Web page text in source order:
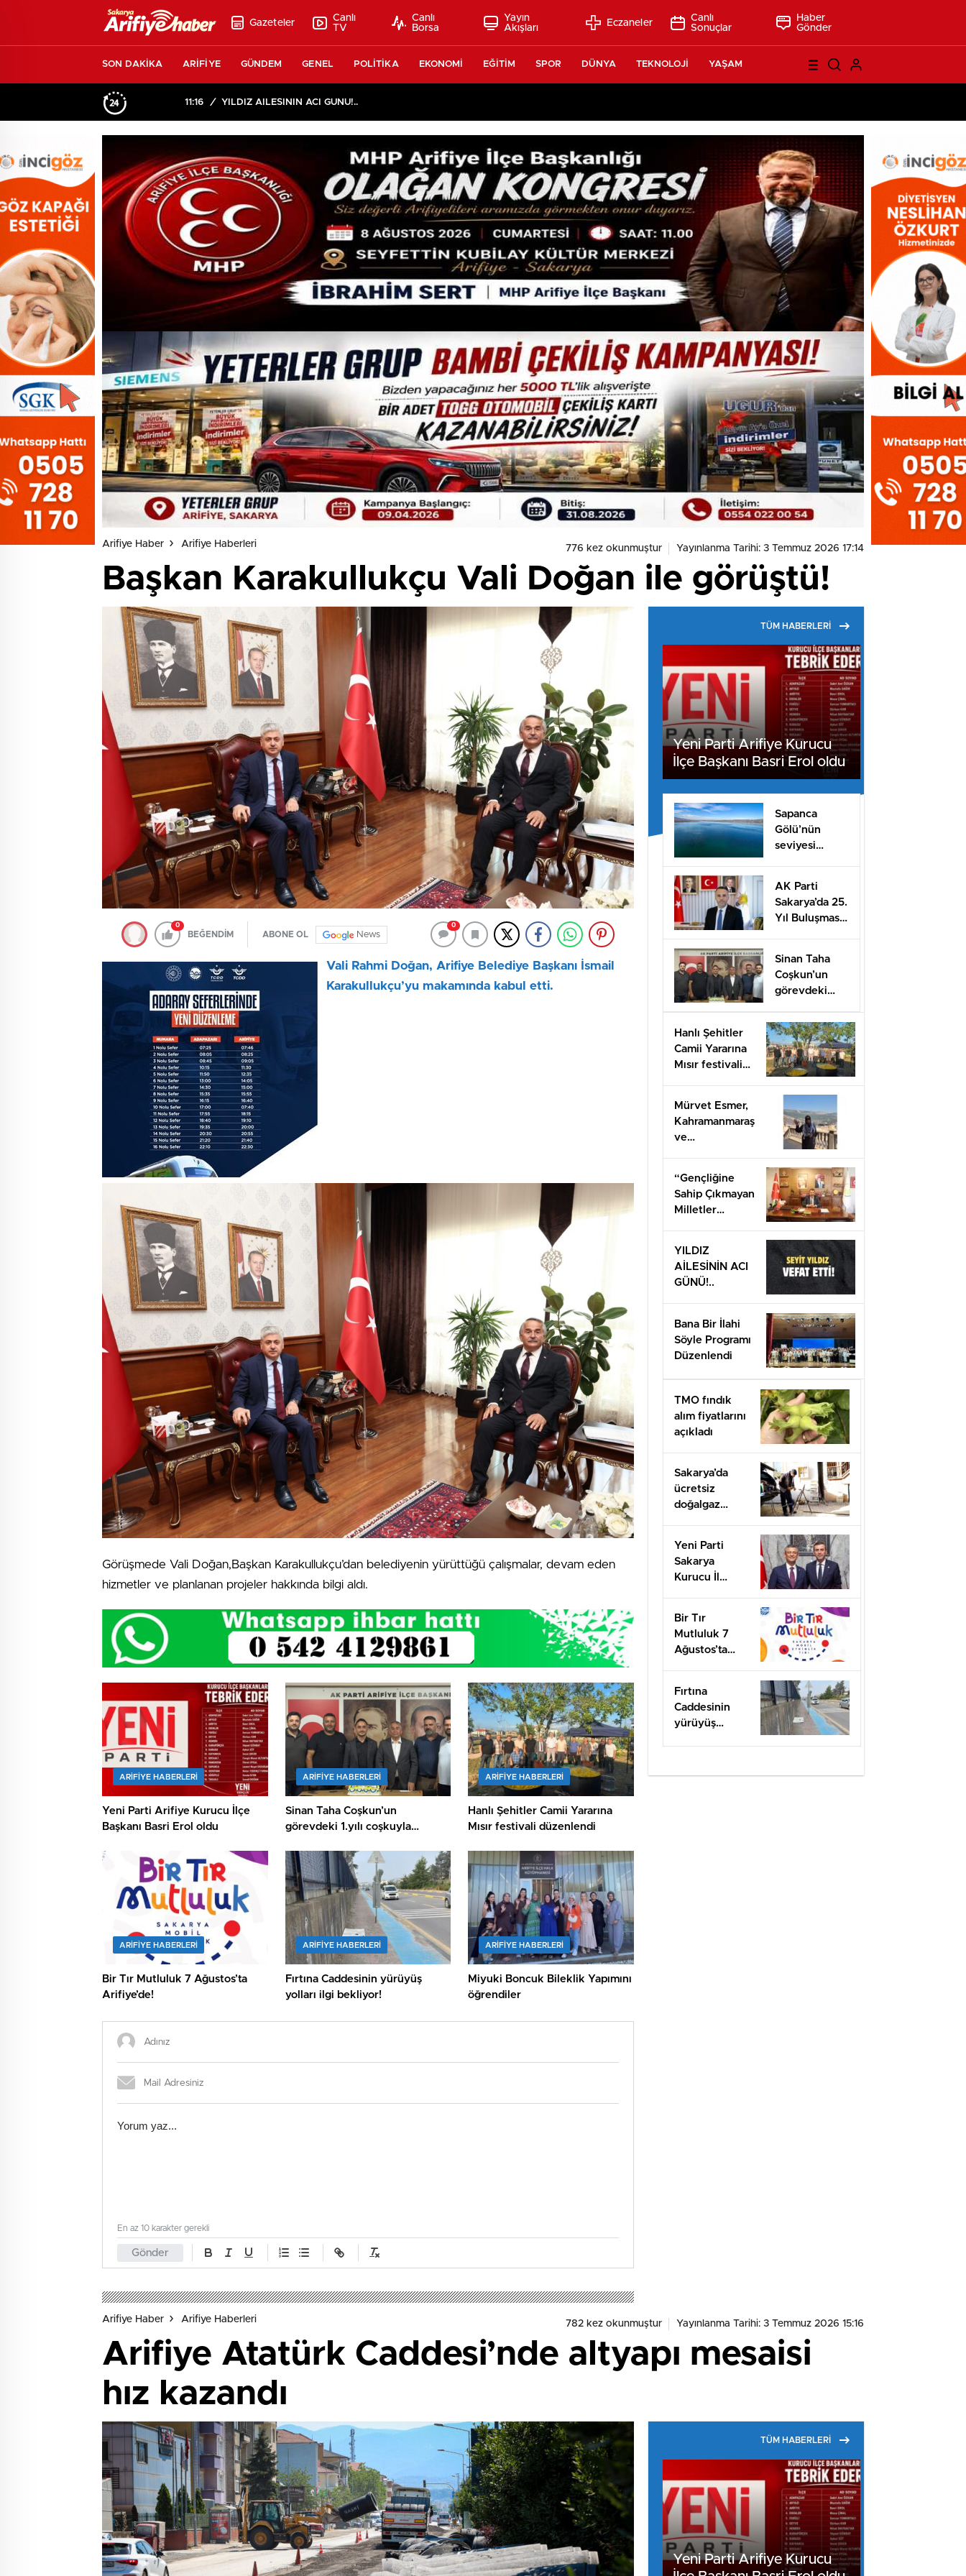
Gazeteler
Canlı
TV
Canlı
Borsa
Yayın
Akışları
Eczaneler
Canlı
Sonuçlar
Haber
Gönder
SON DAKİKA ARİFİYE GÜNDEM GENEL POLİTİKA EKONOMİ EĞİTİM SPOR DÜNYA TEKNOLOJİ YAŞAM
11:16 / YILDIZ AİLESİNİN ACI GÜNÜ!..
Arifiye Haber Arifiye Haberleri 776 kez okunmuştur Yayınlanma Tarihi: 3 Temmuz 2026 17:14
Başkan Karakullukçu Vali Doğan ile görüştü!
0
BEĞENDİM ABONE OL News
0
Vali Rahmi Doğan, Arifiye Belediye Başkanı İsmail
Karakullukçu’yu makamında kabul etti.
Görüşmede Vali Doğan,Başkan Karakullukçu’dan belediyenin yürüttüğü çalışmalar, devam eden
hizmetler ve planlanan projeler hakkında bilgi aldı.
ARIFIYE HABERLERI
Yeni Parti Arifiye Kurucu İlçe
Başkanı Basri Erol oldu
ARIFIYE HABERLERI
Sinan Taha Coşkun’un
görevdeki 1.yılı coşkuyla
ARIFIYE HABERLERI
Hanlı Şehitler Camii Yararına
Mısır festivali düzenlendi
ARIFIYE HABERLERI
Bir Tır Mutluluk 7 Ağustos’ta
Arifiye’de!
ARIFIYE HABERLERI
Fırtına Caddesinin yürüyüş
yolları ilgi bekliyor!
ARIFIYE HABERLERI
Miyuki Boncuk Bileklik Yapımını
öğrendiler
Gönder
En az 10 karakter gerekli
TÜM HABERLERİ
Yeni Parti Arifiye Kurucu
İlçe Başkanı Basri Erol oldu
Sapanca
Gölü’nün
seviyesi
üzerinde
AK Parti
Sakarya’da 25.
Yıl Buluşması
Sinan Taha
Coşkun’un
görevdeki
kutlandı.
Hanlı Şehitler
Camii Yararına
Mısır festivali
Mürvet Esmer,
Kahramanmaraş
ve
mesaj
gönderdi.
“Gençliğine
Sahip Çıkmayan
Milletler
YILDIZ
AİLESİNİN ACI
GÜNÜ!..
Bana Bir İlahi
Söyle Programı
Düzenlendi
TMO fındık
alım fiyatlarını
açıkladı
Sakarya’da
ücretsiz
doğalgaz
başladı
Yeni Parti
Sakarya
Kurucu İl
Bir Tır
Mutluluk 7
Ağustos’ta
Fırtına
Caddesinin
yürüyüş
Arifiye Haber Arifiye Haberleri 782 kez okunmuştur Yayınlanma Tarihi: 3 Temmuz 2026 15:16
Arifiye Atatürk Caddesi’nde altyapı mesaisi
hız kazandı
TÜM HABERLERİ
Yeni Parti Arifiye Kurucu